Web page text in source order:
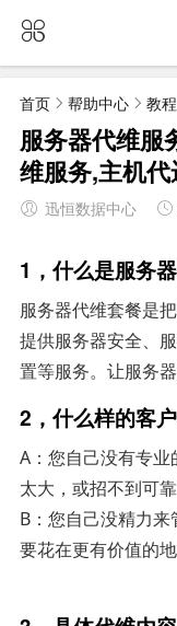
首页 帮助中心 教
服务器代维服
维服务,主机
迅恒数据中心
1，什么是服务
服务器代维套餐是
提供服务器安全、
置等服务。让服务
2，什么样的客
A：您自己没有专
太大，或招不到可靠
B：您自己没精力
要花在更有价值的地